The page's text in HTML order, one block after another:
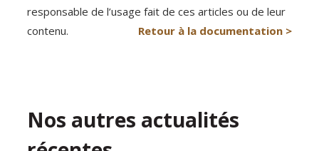
responsable de l’usage fait de ces articles ou de leur
contenu.
Retour à la documentation >
Nos autres actualités